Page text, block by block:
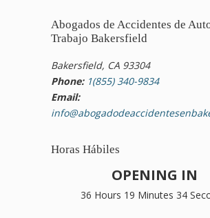
Abogados de Accidentes de
Trabajo Bakersfield
Bakersfield, CA 93304
Phone: 1(855) 340-9834
Email:
Horas Hábiles
OPENING IN
36 Hours 19 Minutes 33